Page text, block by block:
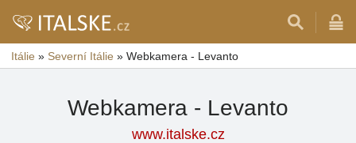
Itálie » Severní Itálie » Webkamera - Levanto
Webkamera - Levanto
www.italske.cz